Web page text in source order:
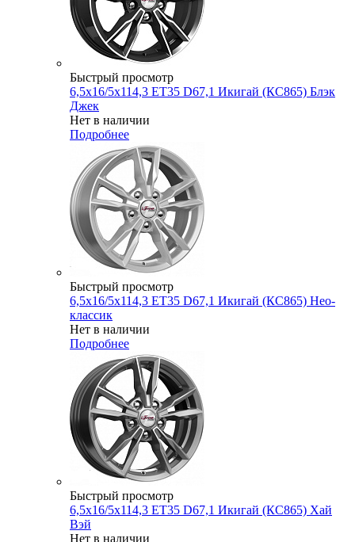
Быстрый просмотр
6,5x16/5x114,3 ET35 D67,1 Икигай (КС865) Блэк
Джек
Нет в наличии
Подробнее
Быстрый просмотр
6,5x16/5x114,3 ET35 D67,1 Икигай (КС865) Нео-
классик
Нет в наличии
Подробнее
Быстрый просмотр
6,5x16/5x114,3 ET35 D67,1 Икигай (КС865) Хай
Вэй
Нет в наличии